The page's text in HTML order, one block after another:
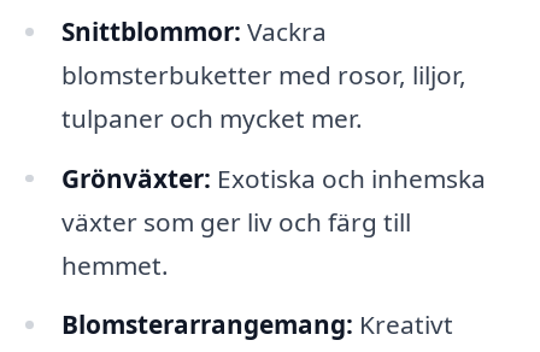
Snittblommor: Vackra
blomsterbuketter med rosor, liljor,
tulpaner och mycket mer.
Grönväxter: Exotiska och inhemska
växter som ger liv och färg till
hemmet.
Blomsterarrangemang: Kreativt